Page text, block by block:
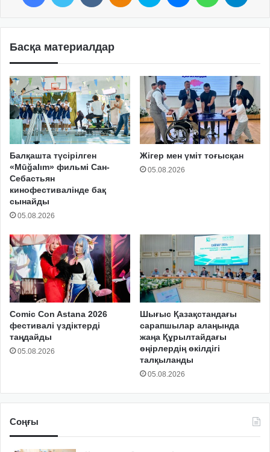
Басқа материалдар
Балқашта түсірілген
«Mūğalım» фильмі Сан-
Себастьян
кинофестивалінде бақ
сынайды
05.08.2026
Жігер мен үміт тоғысқан
05.08.2026
Comic Con Astana 2026
фестивалі үздіктерді
таңдайды
05.08.2026
Шығыс Қазақстандағы
сарапшылар алаңында
жаңа Құрылтайдағы
өңірлердің өкілдігі
талқыланды
05.08.2026
Соңғы